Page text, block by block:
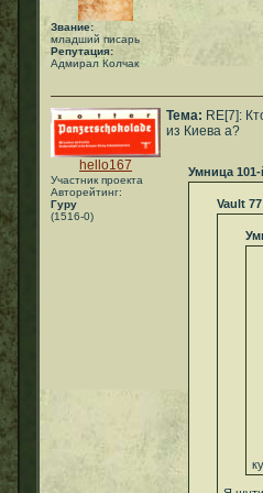
Звание:
младший писарь
Репутация:
Адмирал Колчак
hello167
Участник проекта
Авторейтинг:
Гуру
(1516-0)
Тема: RE[7]:
из Киева а?
Умница 101-
Vault 77